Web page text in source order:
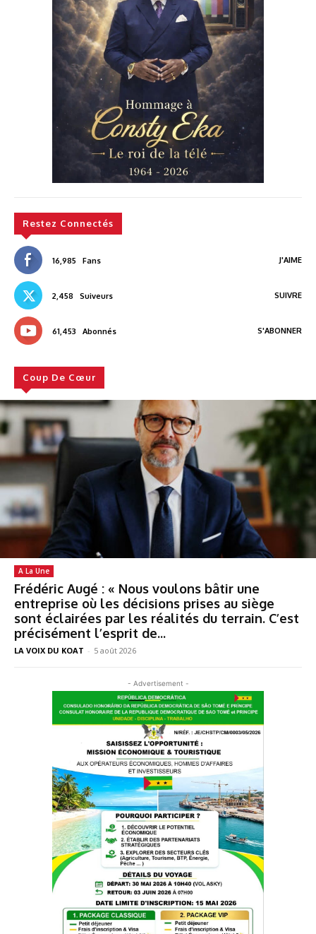
Restez Connectés
16,985 Fans J'AIME
2,458 Suiveurs SUIVRE
61,453 Abonnés S'ABONNER
Coup De Cœur
A La Une
Frédéric Augé : « Nous voulons bâtir une
entreprise où les décisions prises au siège
sont éclairées par les réalités du terrain. C’est
précisément l’esprit de...
LA VOIX DU KOAT - 5 août 2026
- Advertisement -